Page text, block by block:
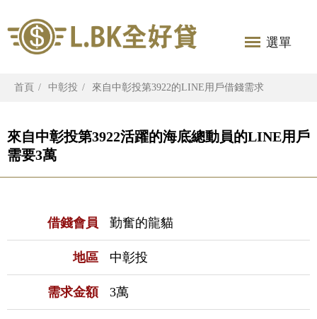
選單
首頁 中彰投 來自中彰投第3922的LINE用戶借錢需求
來自中彰投第3922活躍的海底總動員的LINE用戶
需要3萬
借錢會員 勤奮的龍貓
地區 中彰投
需求金額 3萬